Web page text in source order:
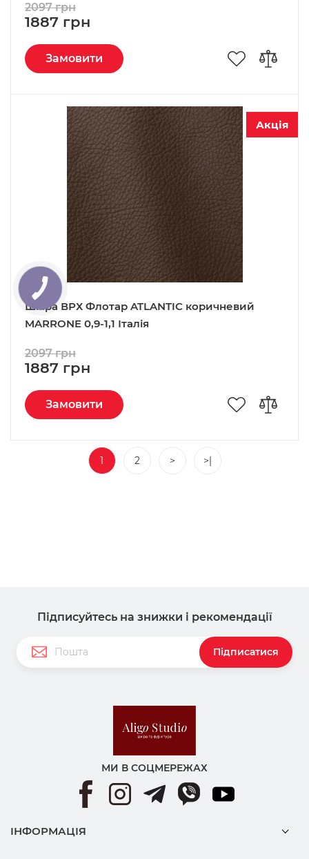
1887 грн
2097 грн
Замовити
Акція
Шкіра ВРХ Флотар ATLANTIC коричневий
MARRONE 0,9-1,1 Італія
1887 грн
2097 грн
Замовити
1 2 > >|
Підписуйтесь на знижки і рекомендації
Підписатися
МИ В СОЦМЕРЕЖАХ
ІНФОРМАЦІЯ